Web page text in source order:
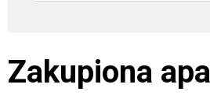
Zakupiona